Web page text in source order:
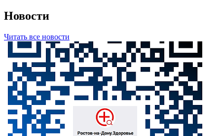
Новости
Читать все новости